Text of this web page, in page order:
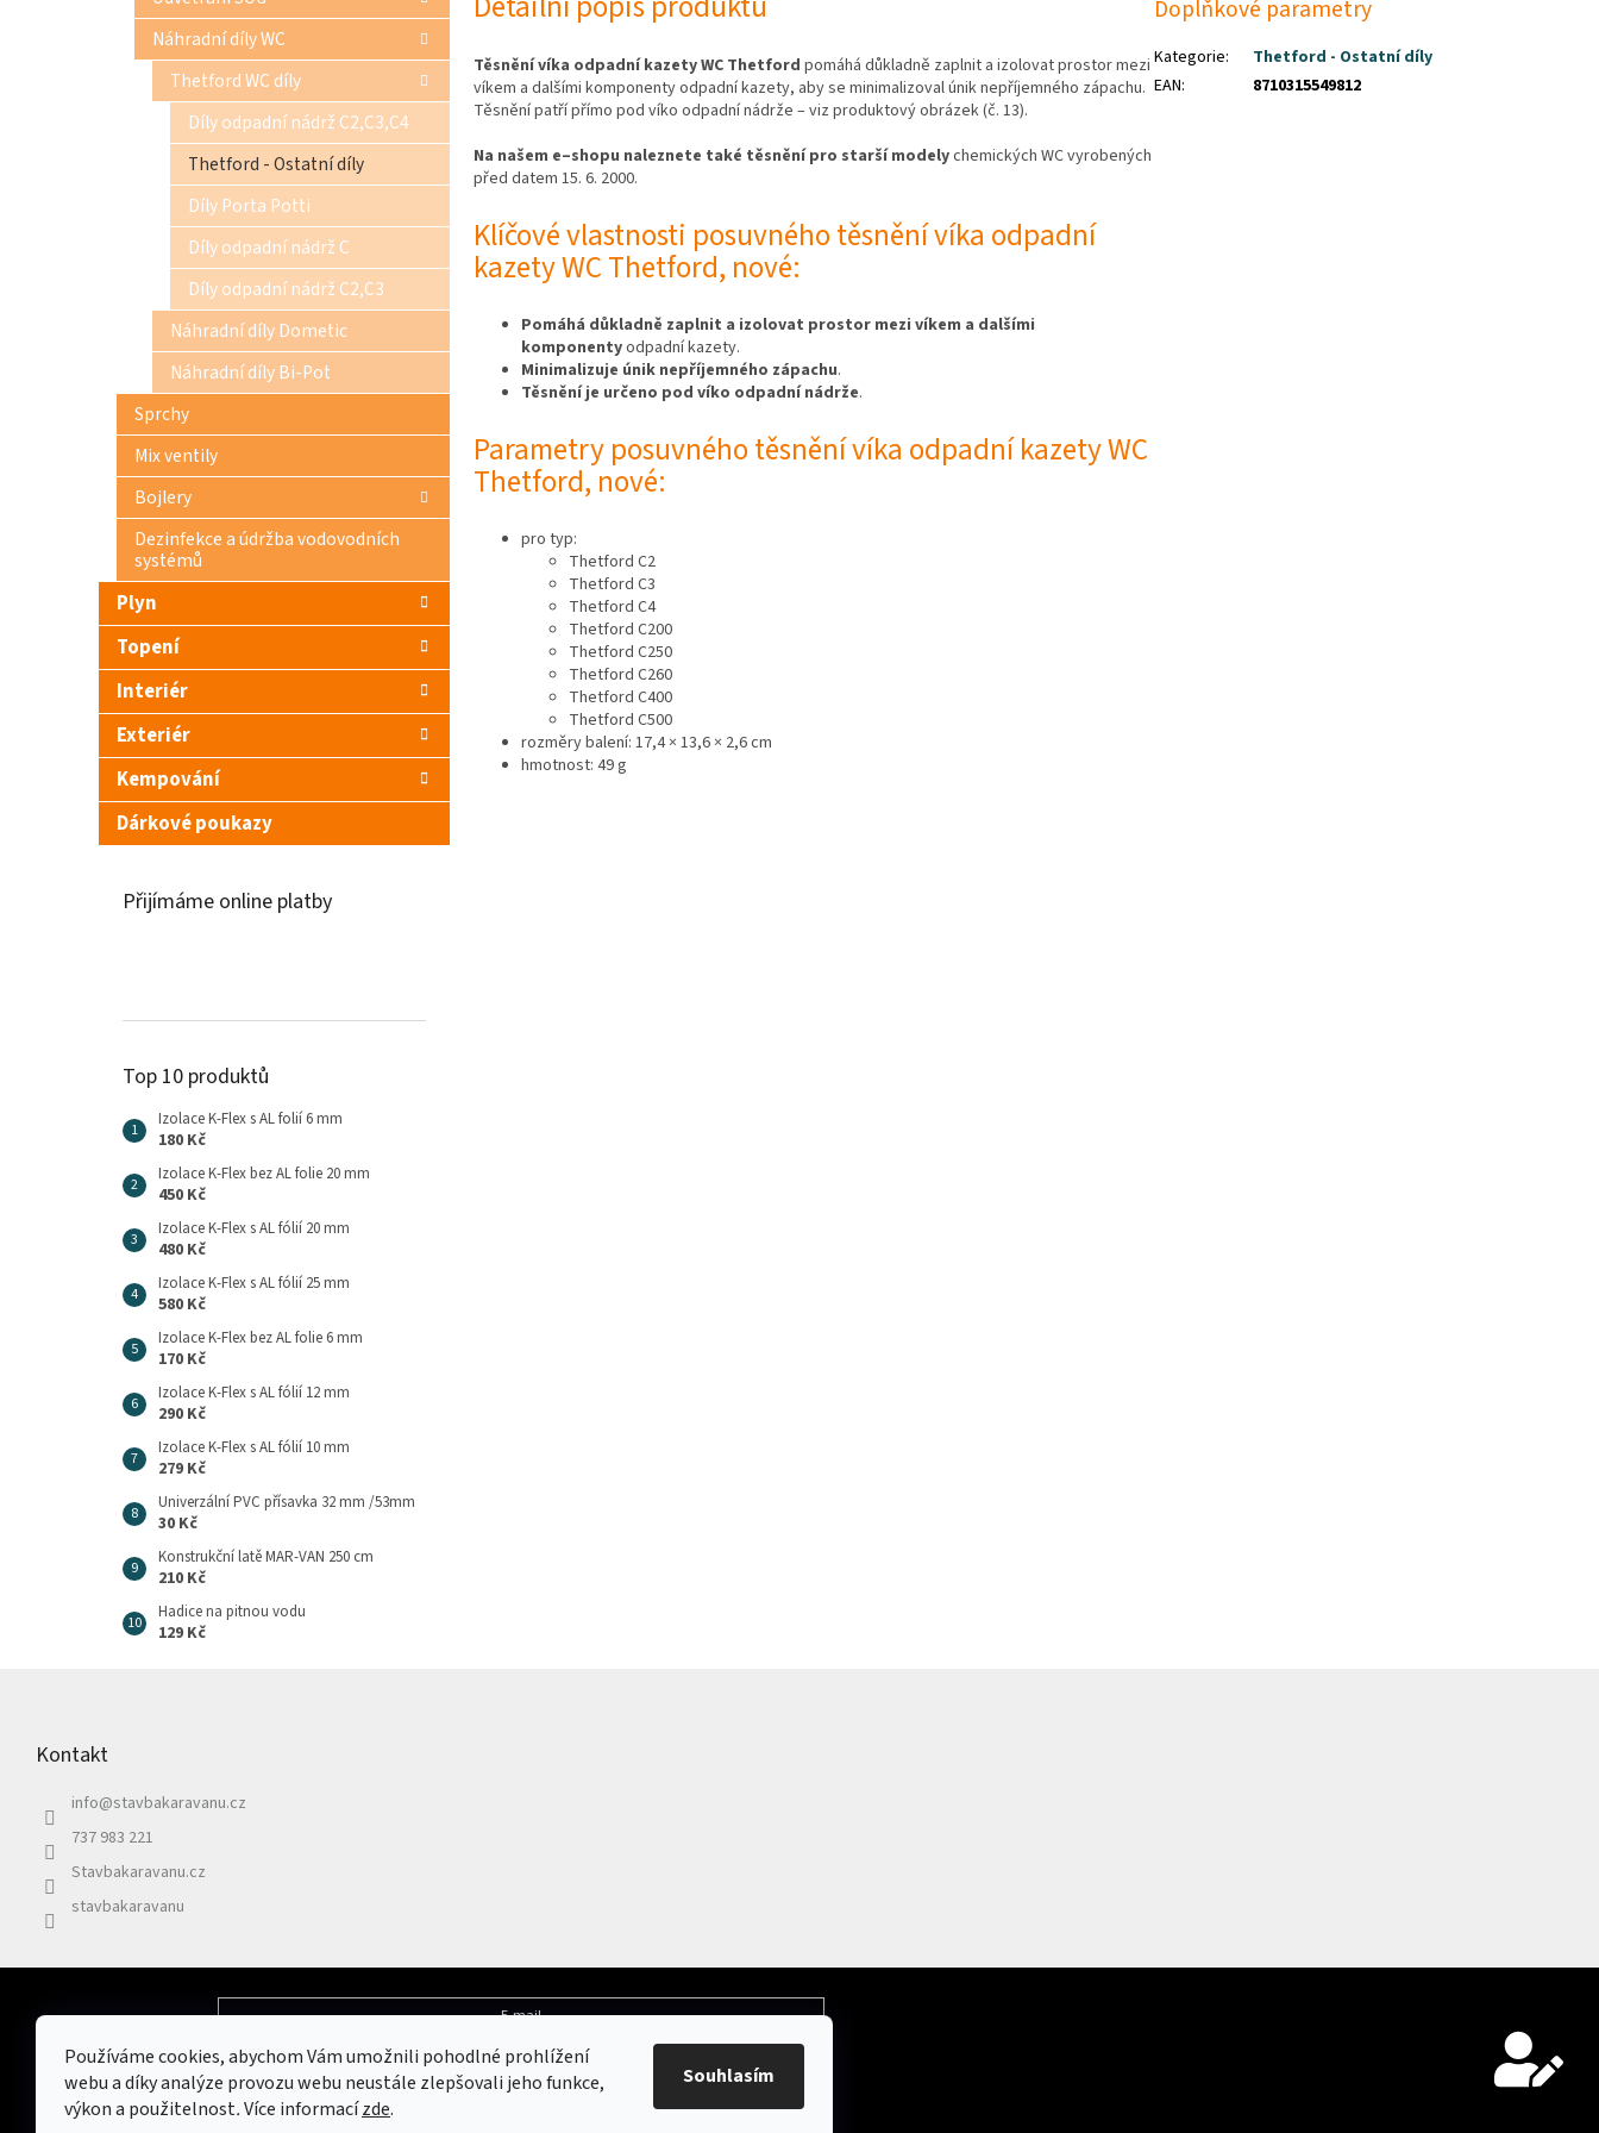
Používáme cookies, abychom Vám umožnili pohodlné prohlížení
webu a díky analýze provozu webu neustále zlepšovali jeho funkce,
výkon a použitelnost.Více informacízde.
Souhlasím
Náhradní díly WC
Thetford WC díly
Díly odpadní nádrž C2,C3,C4
Thetford - Ostatní díly
Díly Porta Potti
Díly odpadní nádrž C
Díly odpadní nádrž C2,C3
Náhradní díly Dometic
Náhradní díly Bi-Pot
Sprchy
Mix ventily
Bojlery
Dezinfekce a údržba vodovodních
systémů
Plyn
Topení
Interiér
Exteriér
Kempování
Dárkové poukazy
Přijímáme online platby
Top 10 produktů
Izolace K-Flex s AL folií 6 mm
180 Kč
Izolace K-Flex bez AL folie 20 mm
450 Kč
Izolace K-Flex s AL fólií 20 mm
480 Kč
Izolace K-Flex s AL fólií 25 mm
580 Kč
Izolace K-Flex bez AL folie 6 mm
170 Kč
Izolace K-Flex s AL fólií 12 mm
290 Kč
Izolace K-Flex s AL fólií 10 mm
279 Kč
Univerzální PVC přísavka 32 mm /53mm
30 Kč
Konstrukční latě MAR-VAN 250 cm
210 Kč
Hadice na pitnou vodu
129 Kč
Těsnění víka odpadní kazety WC Thetford pomáhá důkladně zaplnit a izolovat prostor mezi
víkem a dalšími komponenty odpadní kazety, aby se minimalizoval únik nepříjemného zápachu.
Těsnění patří přímo pod víko odpadní nádrže – viz produktový obrázek (č. 13).
Na našem e–shopu naleznete také těsnění pro starší modelychemických WC vyrobených
před datem 15. 6. 2000.
Klíčové vlastnosti posuvného těsnění víka odpadní
kazety WC Thetford, nové:
Pomáhá důkladně zaplnit a izolovat prostor mezi víkem a dalšími
komponentyodpadní kazety.
Minimalizuje únik nepříjemného zápachu.
Těsnění je určeno pod víko odpadní nádrže.
Parametry posuvného těsnění víka odpadní kazety WC
Thetford, nové:
pro typ:
Thetford C2
Thetford C3
Thetford C4
Thetford C200
Thetford C250
Thetford C260
Thetford C400
Thetford C500
rozměry balení: 17,4 × 13,6 × 2,6 cm
hmotnost: 49 g
Doplňkové parametry
Kategorie:
Thetford - Ostatní díly
EAN: 8710315549812
Kontakt
info@stavbakaravanu.cz
737 983 221
Stavbakaravanu.cz
stavbakaravanu
Odebírat newsletter E-mail
Vložením e-mailu souhlasíte spodmínkami ochrany osobních údajů